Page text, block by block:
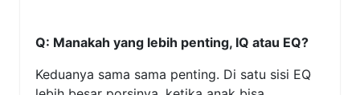
Q: Manakah yang lebih penting, IQ atau EQ?
Keduanya sama sama penting. Di satu sisi EQ